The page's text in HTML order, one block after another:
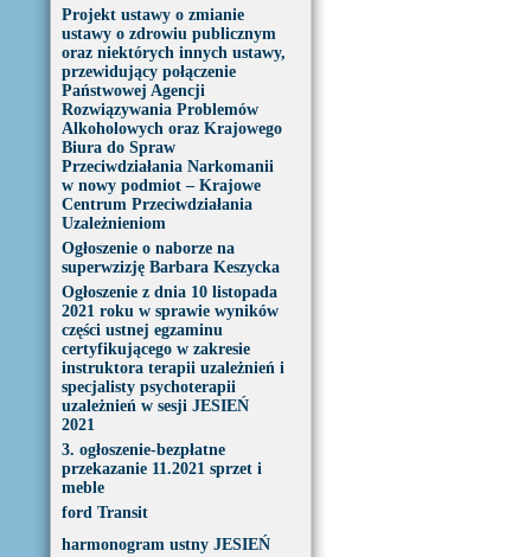
Projekt ustawy o zmianie
ustawy o zdrowiu publicznym
oraz niektórych innych ustawy,
przewidujący połączenie
Państwowej Agencji
Rozwiązywania Problemów
Alkoholowych oraz Krajowego
Biura do Spraw
Przeciwdziałania Narkomanii
w nowy podmiot – Krajowe
Centrum Przeciwdziałania
Uzależnieniom
Ogłoszenie o naborze na
superwzizję Barbara Keszycka
Ogłoszenie z dnia 10 listopada
2021 roku w sprawie wyników
części ustnej egzaminu
certyfikującego w zakresie
instruktora terapii uzależnień i
specjalisty psychoterapii
uzależnień w sesji JESIEŃ
2021
3. ogłoszenie-bezpłatne
przekazanie 11.2021 sprzet i
meble
ford Transit
harmonogram ustny JESIEŃ